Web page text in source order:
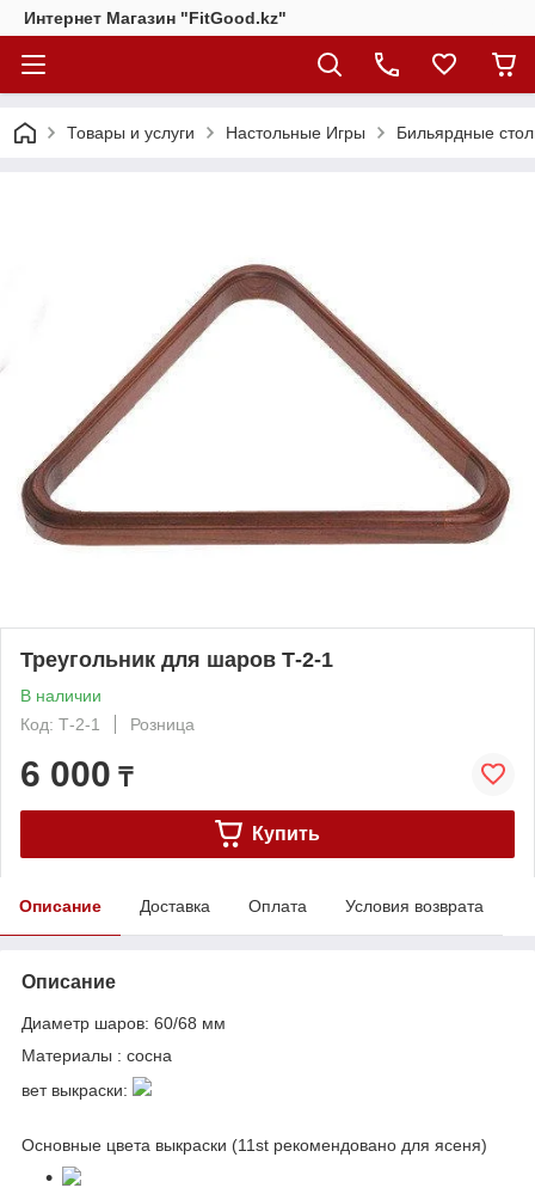
Интернет Магазин "FitGood.kz"
Товары и услуги Настольные Игры Бильярдные
Треугольник для шаров Т-2-1
В наличии
Код: Т-2-1
Розница
6 000 ₸
Купить
Описание Доставка Оплата Условия возврата
Описание
Диаметр шаров: 60/68 мм
Материалы : сосна
вет выкраски:
Основные цвета выкраски (11st рекомендовано для ясеня)